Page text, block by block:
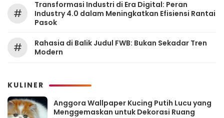
#
Transformasi Industri di Era Digital: Peran
Industry 4.0 dalam Meningkatkan Efisiensi Rantai
Pasok
#
Rahasia di Balik Judul FWB: Bukan Sekadar Tren
Modern
KULINER
Anggora Wallpaper Kucing Putih Lucu yang
Menggemaskan untuk Dekorasi Ruang